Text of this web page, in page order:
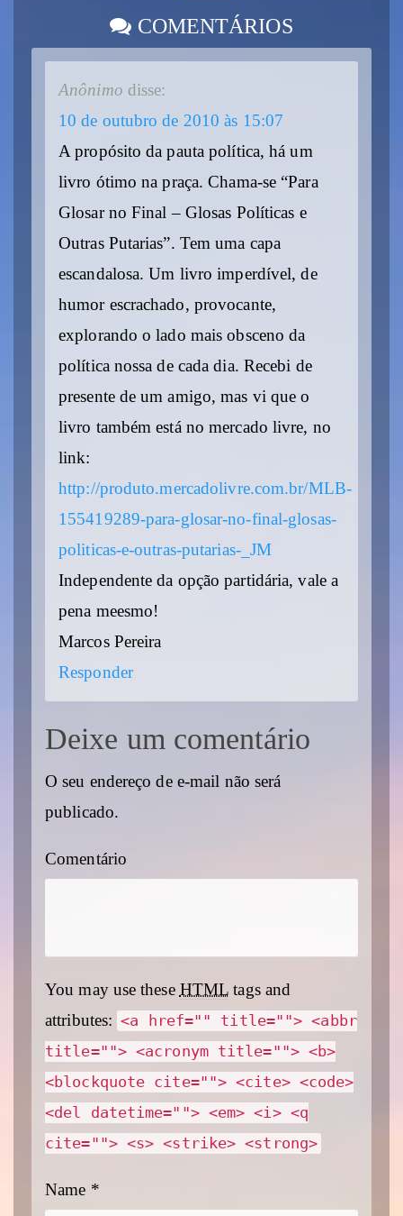
COMENTÁRIOS
Anônimo disse:
10 de outubro de 2010 às 15:07
A propósito da pauta política, há um
livro ótimo na praça. Chama-se “Para
Glosar no Final – Glosas Políticas e
Outras Putarias”. Tem uma capa
escandalosa. Um livro imperdível, de
humor escrachado, provocante,
explorando o lado mais obsceno da
política nossa de cada dia. Recebi de
presente de um amigo, mas vi que o
livro também está no mercado livre, no
link:
http://produto.mercadolivre.com.br/MLB-
155419289-para-glosar-no-final-glosas-
politicas-e-outras-putarias-_JM
Independente da opção partidária, vale a
pena meesmo!
Marcos Pereira
Responder
Deixe um comentário
O seu endereço de e-mail não será
publicado.
Comentário
You may use these HTML tags and
attributes: <a href="" title=""> <abbr
title=""> <acronym title=""> <b>
<blockquote cite=""> <cite> <code>
<del datetime=""> <em> <i> <q
cite=""> <s> <strike> <strong>
Name *